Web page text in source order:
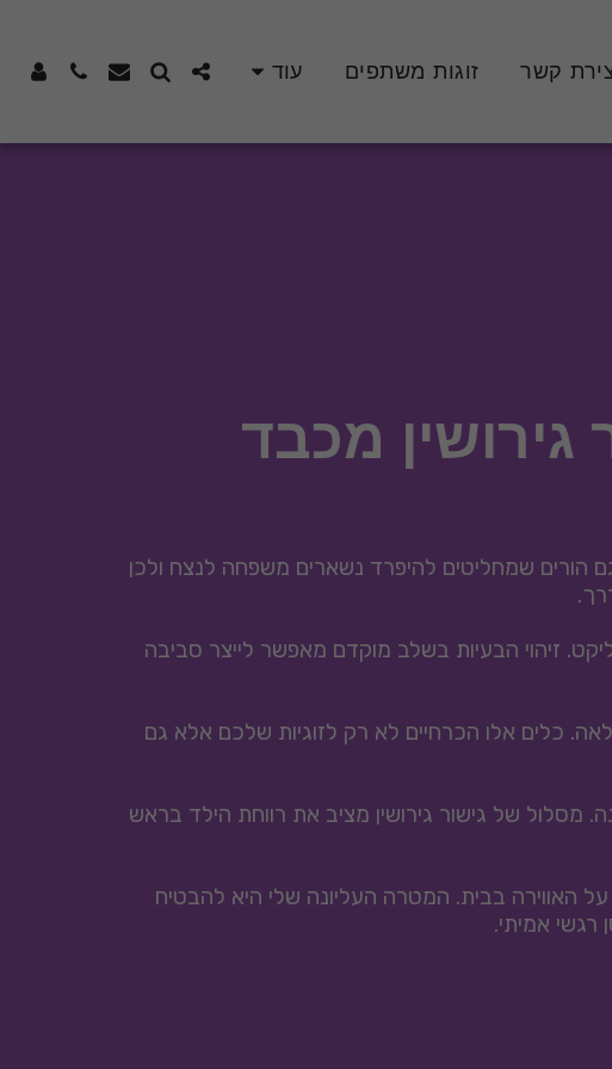
קשר זוגות משתפים עוד
גירושין מכבד
רגשי אמיתי.